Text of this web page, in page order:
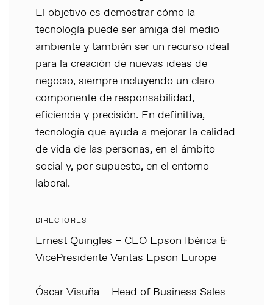
El objetivo es demostrar cómo la
tecnología puede ser amiga del medio
ambiente y también ser un recurso ideal
para la creación de nuevas ideas de
negocio, siempre incluyendo un claro
componente de responsabilidad,
eficiencia y precisión. En definitiva,
tecnología que ayuda a mejorar la calidad
de vida de las personas, en el ámbito
social y, por supuesto, en el entorno
laboral.
DIRECTORES
Ernest Quingles – CEO Epson Ibérica &
VicePresidente Ventas Epson Europe
Óscar Visuña – Head of Business Sales